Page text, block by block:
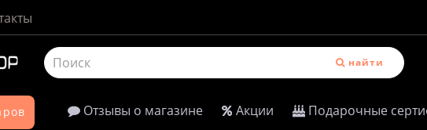
найти
Отзывы о магазине Акции Подарочные